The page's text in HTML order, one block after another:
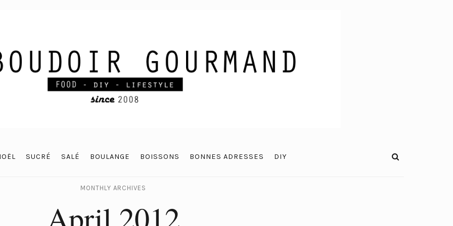
SUCRÉ SALÉ BOULANGE BOISSONS BONNES ADRESSES DIY
MONTHLY ARCHIVES
April 2012